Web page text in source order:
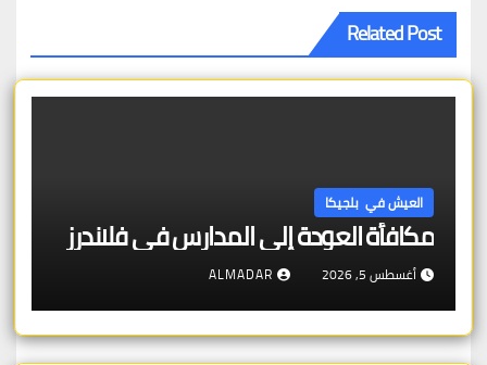
Related Post
العيش في بلجيكا
مكافأة العودة إلى المدارس في فلاندرز
أغسطس 5, 2026 ALMADAR